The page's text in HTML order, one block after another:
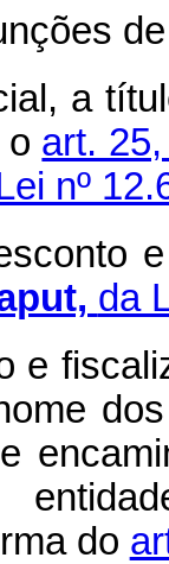
a
o art.
nº
da
e
e
do